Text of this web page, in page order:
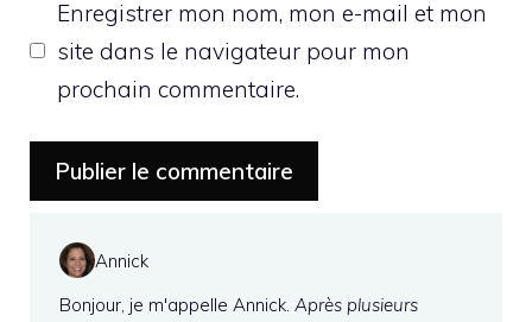
Enregistrer mon nom, mon e-mail et mon
site dans le navigateur pour mon
prochain commentaire.
Annick
Bonjour, je m'appelle Annick. Après plusieurs